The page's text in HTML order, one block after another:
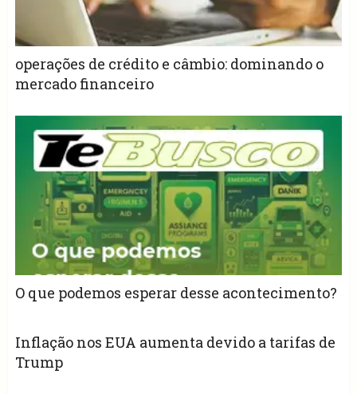
operações de crédito e câmbio: dominando o
mercado financeiro
O que podemos esperar desse acontecimento?
Inflação nos EUA aumenta devido a tarifas de
Trump